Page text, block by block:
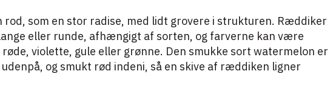
som en stor radise, med lidt grovere i strukturen. Ræddiker
eller runde, afhængigt af sorten, og farverne kan være
violette, gule eller grønne. Den smukke sort watermelon er
og smukt rød indeni, så en skive af ræddiken ligner